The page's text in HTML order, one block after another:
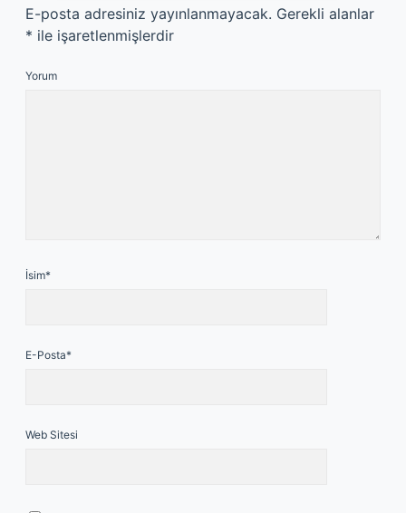
E-posta adresiniz yayınlanmayacak. Gerekli alanlar
* ile işaretlenmişlerdir
Yorum
İsim*
E-Posta*
Web Sitesi